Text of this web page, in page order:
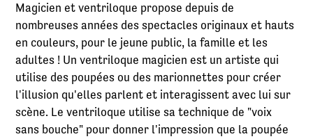
Magicien et ventriloque propose depuis de
nombreuses années des spectacles originaux et hauts
en couleurs, pour le jeune public, la famille et les
adultes ! Un ventriloque magicien est un artiste qui
utilise des poupées ou des marionnettes pour créer
l'illusion qu'elles parlent et interagissent avec lui sur
scène. Le ventriloque utilise sa technique de "voix
sans bouche" pour donner l'impression que la poupée